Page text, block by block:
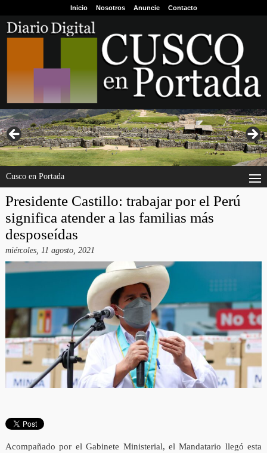
Inicio Nosotros Anuncie Contacto
Cusco en Portada
Presidente Castillo: trabajar por el Perú
significa atender a las familias más
desposeídas
miércoles, 11 agosto, 2021
Acompañado por el Gabinete Ministerial, el Mandatario llegó esta